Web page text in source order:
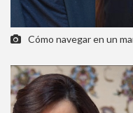
Cómo navegar en un